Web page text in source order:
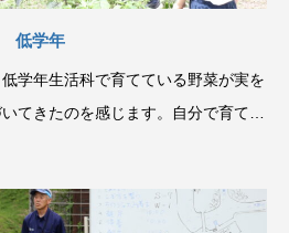
低学年
学年生活科で育てている野菜が実を
てきたのを感じます。自分で育てた